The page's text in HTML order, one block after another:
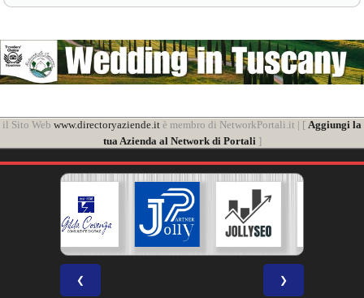
il Sito Web www.directoryaziende.it è membro di NetworkPortali.it | [ Aggiungi la
tua Azienda al Network di Portali]
❮ ❯